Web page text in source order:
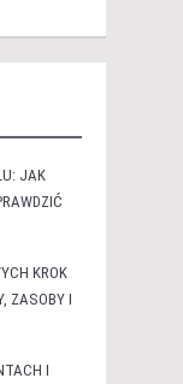
JAK
KROK
ZASOBY I
I